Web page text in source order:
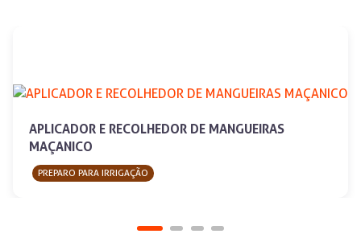
APLICADOR E RECOLHEDOR DE MANGUEIRAS
MAÇANICO
PREPARO PARA IRRIGAÇÃO